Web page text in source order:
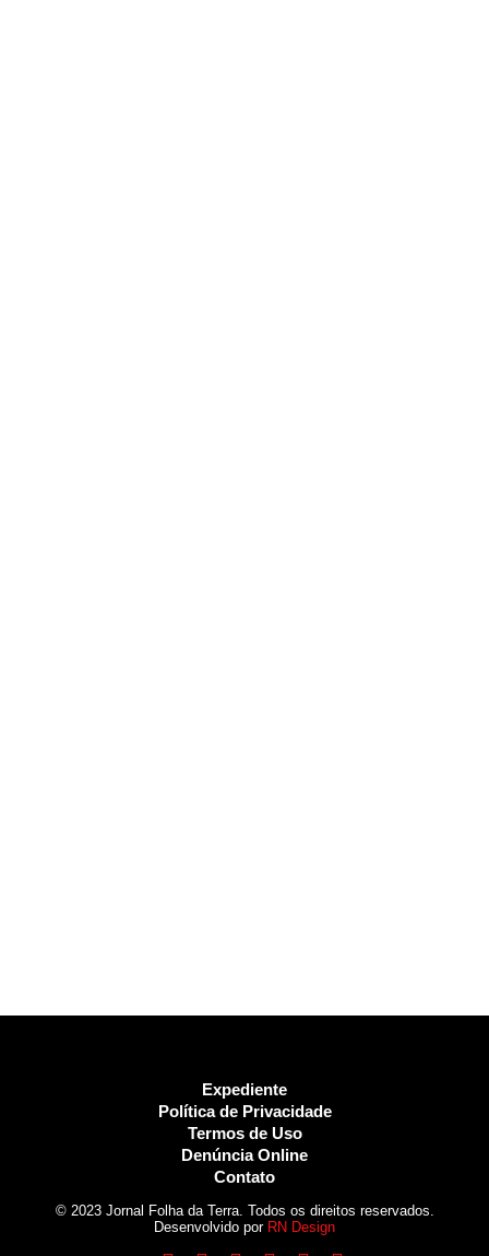
Expediente
Política de Privacidade
Termos de Uso
Denúncia Online
Contato
© 2023 Jornal Folha da Terra. Todos os direitos reservados.
Desenvolvido por RN Design